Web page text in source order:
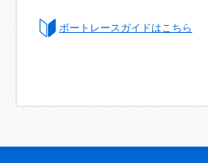
ボートレースガイドはこちら